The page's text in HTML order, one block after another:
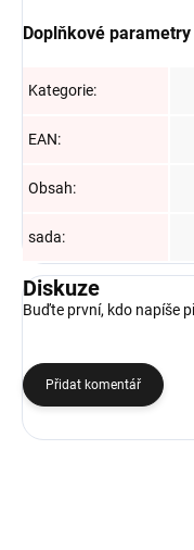
Doplňkové parametry
Kategorie:
EAN:
Obsah:
sada:
Diskuze
Buďte první, kdo napíše
Přidat komentář